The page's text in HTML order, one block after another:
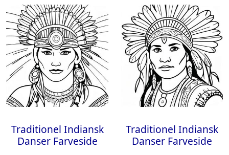
Traditionel Indiansk
Danser Farveside
Traditionel Indiansk
Danser Farveside